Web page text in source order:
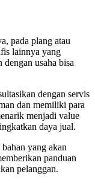
pada plang atau
lainnya yang
usaha bisa
dengan servis
dan memiliki para
menjadi value
daya jual.
yang akan
panduan
pelanggan.